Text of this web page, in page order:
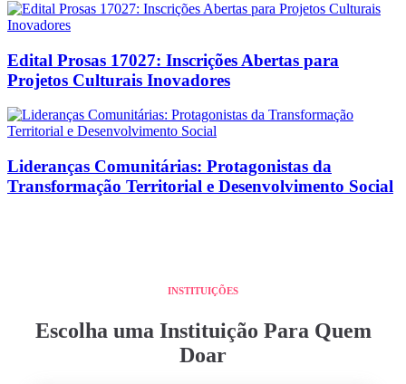
Edital Prosas 17027: Inscrições Abertas para
Projetos Culturais Inovadores
Lideranças Comunitárias: Protagonistas da
Transformação Territorial e Desenvolvimento Social
INSTITUIÇÕES
Escolha uma Instituição Para Quem
Doar